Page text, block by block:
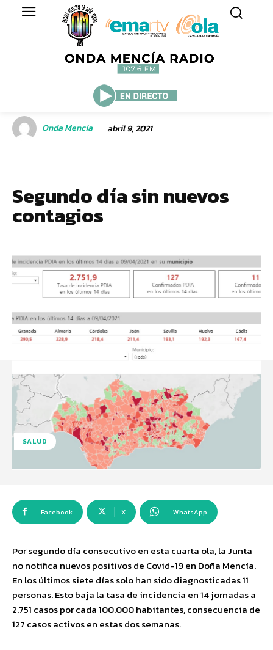
Onda Mencía abril 9, 2021
Segundo día sin nuevos
contagios
SALUD
Facebook X WhatsApp
Por segundo día consecutivo en esta cuarta ola, la Junta
no notifica nuevos positivos de Covid-19 en Doña Mencía.
En los últimos siete días solo han sido diagnosticadas 11
personas. Esto baja la tasa de incidencia en 14 jornadas a
2.751 casos por cada 100.000 habitantes, consecuencia de
127 casos activos en estas dos semanas.